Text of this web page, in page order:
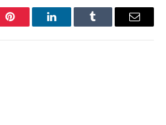
Pinterest LinkedInTumblr Имэйл